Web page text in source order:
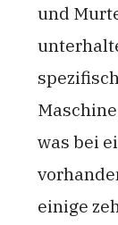
und
was bei
einige